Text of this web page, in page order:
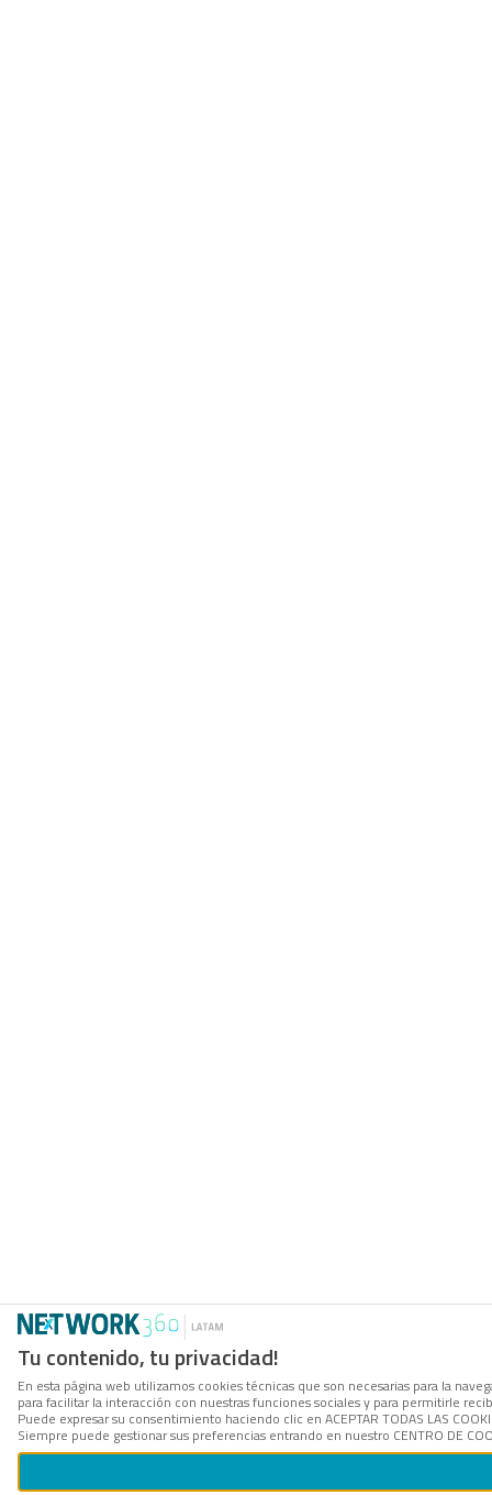
Tu contenido, tu privacidad!
En esta página web utilizamos cookies técnicas que son necesarias para la
para facilitar la interacción con nuestras funciones sociales y para permitirle
Puede expresar su consentimiento haciendo clic en ACEPTAR TODAS LAS
Siempre puede gestionar sus preferencias entrando en nuestro CENTRO DE